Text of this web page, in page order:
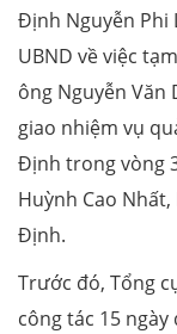
Định Nguyễn Phi
UBND về việc
ông Nguyễn Văn
giao nhiệm vụ
Định trong vòng
Huỳnh Cao
Định.
Trước đó, Tổng
công tác 15